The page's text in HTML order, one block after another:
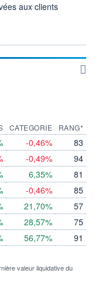
aux clients
CATEGORIE
-0,46%
-0,49%
6,35%
-0,46%
21,70%
28,57%
56,77%
RANG*
83
94
81
85
57
75
91
valeur liquidative du